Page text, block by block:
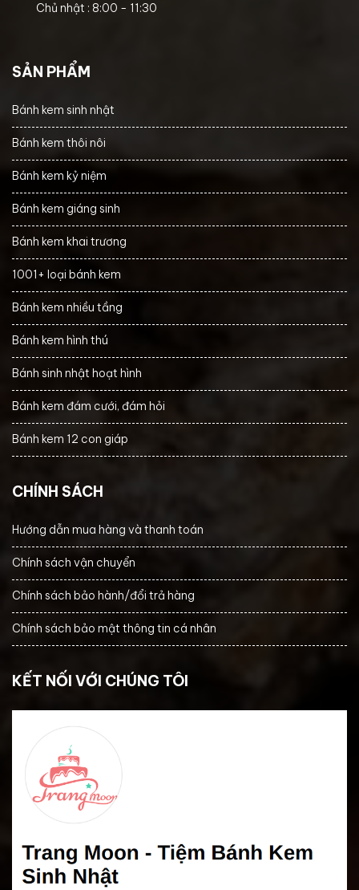
Chủ nhật : 8:00 - 11:30
SẢN PHẨM
Bánh kem sinh nhật
Bánh kem thôi nôi
Bánh kem kỷ niệm
Bánh kem giáng sinh
Bánh kem khai trương
1001+ loại bánh kem
Bánh kem nhiều tầng
Bánh kem hình thú
Bánh sinh nhật hoạt hình
Bánh kem đám cưới, đám hỏi
Bánh kem 12 con giáp
CHÍNH SÁCH
Hướng dẫn mua hàng và thanh toán
Chính sách vận chuyển
Chính sách bảo hành/đổi trả hàng
Chính sách bảo mật thông tin cá nhân
KẾT NỐI VỚI CHÚNG TÔI